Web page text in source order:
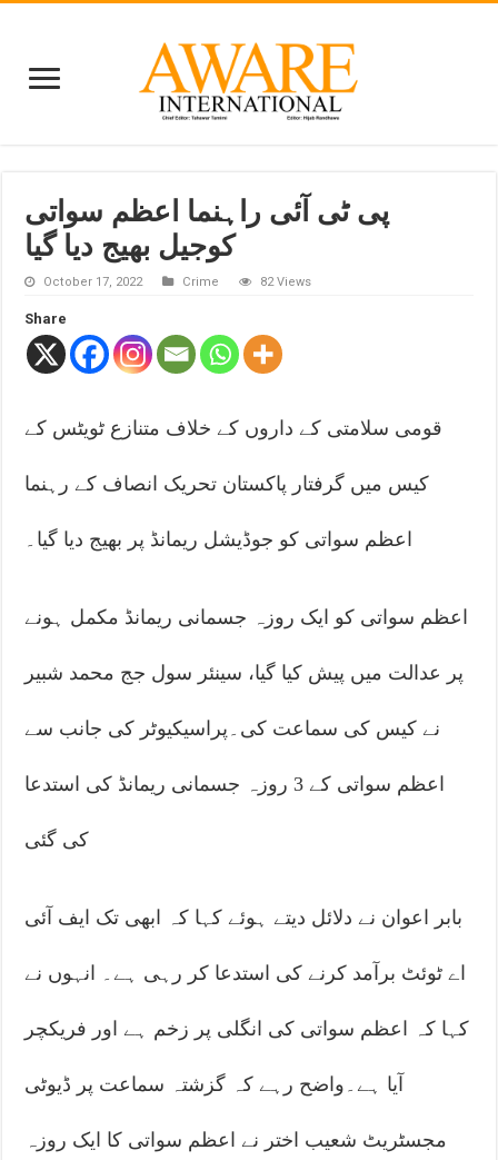
پی ٹی آئی راہنما اعظم سواتی
کوجیل بھیج دیا گیا
October 17, 2022 Crime 82 Views
Share
قومی سلامتی کے داروں کے خلاف متنازع ٹویٹس کے
کیس میں گرفتار پاکستان تحریک انصاف کے رہنما
اعظم سواتی کو جوڈیشل ریمانڈ پر بھیج دیا گیا۔
اعظم سواتی کو ایک روزہ جسمانی ریمانڈ مکمل ہونے
پر عدالت میں پیش کیا گیا، سینئر سول جج محمد شبیر
نے کیس کی سماعت کی۔پراسیکیوٹر کی جانب سے
اعظم سواتی کے 3 روزہ جسمانی ریمانڈ کی استدعا
کی گئی
بابر اعوان نے دلائل دیتے ہوئے کہا کہ ابھی تک ایف آئی
اے ٹوئٹ برآمد کرنے کی استدعا کر رہی ہے۔ انہوں نے
کہا کہ اعظم سواتی کی انگلی پر زخم ہے اور فریکچر
آیا ہے۔واضح رہے کہ گزشتہ سماعت پر ڈیوٹی
مجسٹریٹ شعیب اختر نے اعظم سواتی کا ایک روزہ